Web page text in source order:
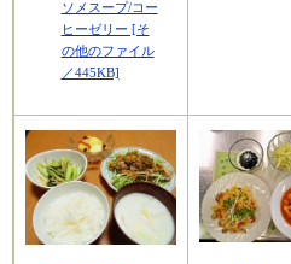
ソメスープ/コー
ヒーゼリー [そ
の他のファイル
／445KB]